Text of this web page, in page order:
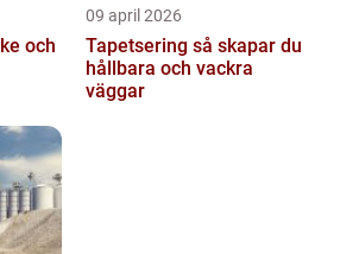
09 april 2026
Tapetsering så skapar du
hållbara och vackra
väggar